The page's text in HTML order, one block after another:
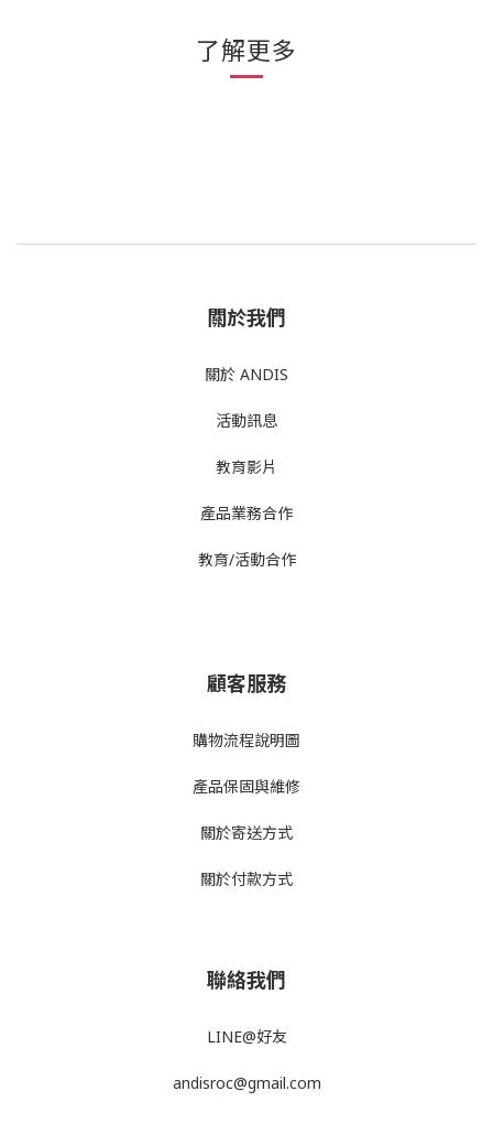
了解更多
關於我們
關於 ANDIS
活動訊息
教育影片
產品業務合作
教育/活動合作
顧客服務
購物流程說明圖
產品保固與維修
關於寄送方式
關於付款方式
聯絡我們
LINE@好友
andisroc@gmail.com